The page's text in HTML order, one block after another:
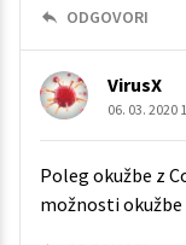
ODGOVORI
VirusX
06. 03. 2020
Poleg okužbe z
možnosti